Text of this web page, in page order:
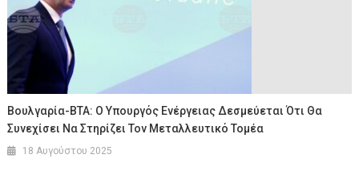
Βουλγαρία-ΒΤΑ: Ο Υπουργός Ενέργειας Δεσμεύεται Ότι Θα
Συνεχίσει Να Στηρίζει Τον Μεταλλευτικό Τομέα
18 Αυγούστου 2025